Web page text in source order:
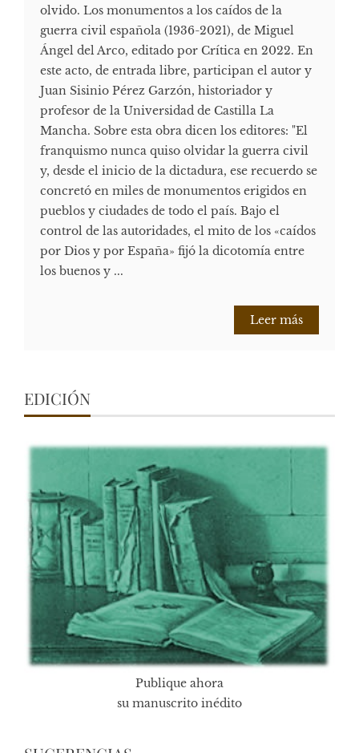
olvido. Los monumentos a los caídos de la
guerra civil española (1936-2021), de Miguel
Ángel del Arco, editado por Crítica en 2022. En
este acto, de entrada libre, participan el autor y
Juan Sisinio Pérez Garzón, historiador y
profesor de la Universidad de Castilla La
Mancha. Sobre esta obra dicen los editores: "El
franquismo nunca quiso olvidar la guerra civil
y, desde el inicio de la dictadura, ese recuerdo se
concretó en miles de monumentos erigidos en
pueblos y ciudades de todo el país. Bajo el
control de las autoridades, el mito de los «caídos
por Dios y por España» fijó la dicotomía entre
los buenos y ...
Leer más
EDICIÓN
Publique ahora
su manuscrito inédito